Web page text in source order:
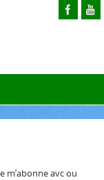
m’abonne avc ou